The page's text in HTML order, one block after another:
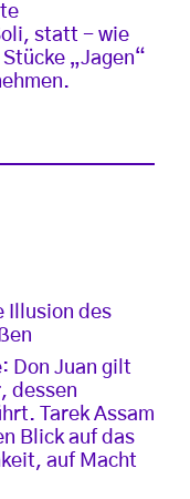
statt - wie
„Jagen“
Illusion des
Don Juan gilt
dessen
Tarek Assam
Blick auf das
auf Macht